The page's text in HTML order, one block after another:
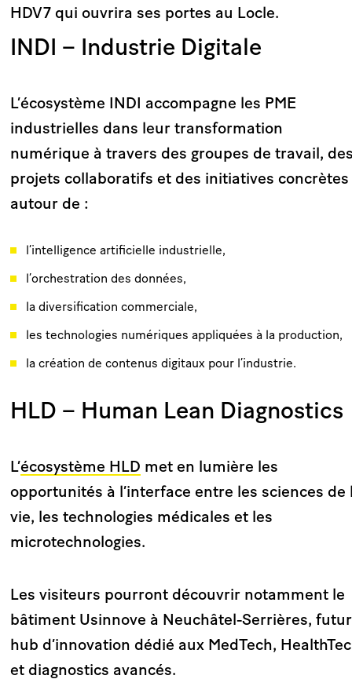
HDV7 qui ouvrira ses portes au Locle.
INDI – Industrie Digitale
L’écosystème INDI accompagne les PME
industrielles dans leur transformation
numérique à travers des groupes de travail,
projets collaboratifs et des initiatives concrètes
autour de :
l’intelligence artificielle industrielle,
l’orchestration des données,
la diversification commerciale,
les technologies numériques appliquées à la production,
la création de contenus digitaux pour l’industrie.
HLD – Human Lean Diagnostics
L’écosystème HLD met en lumière les
opportunités à l’interface entre les sciences de
vie, les technologies médicales et les
microtechnologies.
Les visiteurs pourront découvrir notamment le
bâtiment Usinnove à Neuchâtel-Serrières, futur
hub d’innovation dédié aux MedTech,
et diagnostics avancés.